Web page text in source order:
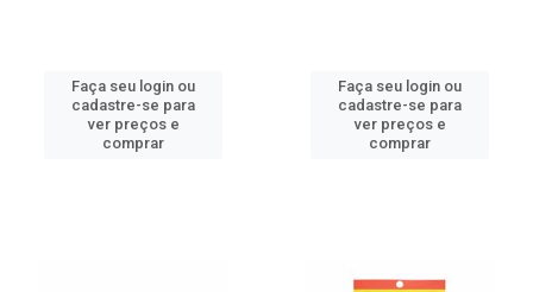
Faça seu login ou
cadastre-se para
ver preços e
comprar
Faça seu login ou
cadastre-se para
ver preços e
comprar